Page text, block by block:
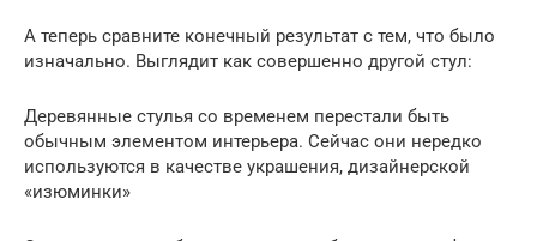
А теперь сравните конечный результат с тем, что было
изначально. Выглядит как совершенно другой стул:
Деревянные стулья со временем перестали быть
обычным элементом интерьера. Сейчас они нередко
используются в качестве украшения, дизайнерской
«изюминки»